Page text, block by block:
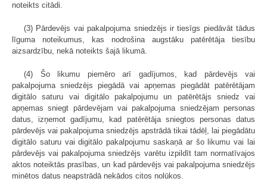
noteikts citādi.
(3) Pārdevējs vai pakalpojuma sniedzējs ir tiesīgs piedāvāt tādus
līguma noteikumus, kas nodrošina augstāku patērētāja tiesību
aizsardzību, nekā noteikts šajā likumā.
(4) Šo likumu piemēro arī gadījumos, kad pārdevējs vai
pakalpojuma sniedzējs piegādā vai apņemas piegādāt patērētājam
digitālo saturu vai digitālo pakalpojumu un patērētājs sniedz vai
apņemas sniegt pārdevējam vai pakalpojuma sniedzējam personas
datus, izņemot gadījumu, kad patērētāja sniegtos personas datus
pārdevējs vai pakalpojuma sniedzējs apstrādā tikai tādēļ, lai piegādātu
digitālo saturu vai digitālo pakalpojumu saskaņā ar šo likumu vai lai
pārdevējs vai pakalpojuma sniedzējs varētu izpildīt tam normatīvajos
aktos noteiktās prasības, un kad pārdevējs vai pakalpojuma sniedzējs
minētos datus neapstrādā nekādos citos nolūkos.